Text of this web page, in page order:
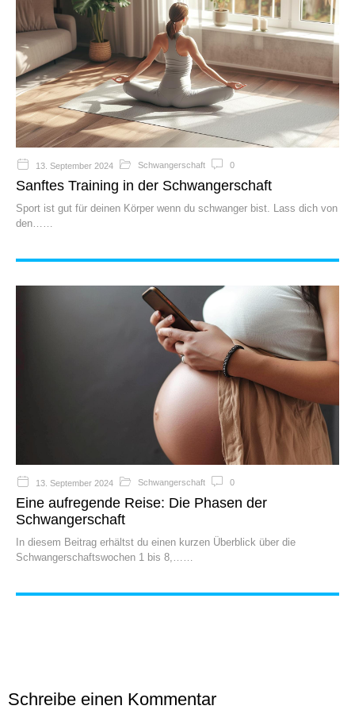
13. September 2024 Schwangerschaft 0
Sanftes Training in der Schwangerschaft
Sport ist gut für deinen Körper wenn du schwanger bist. Lass dich von
den…
13. September 2024 Schwangerschaft 0
Eine aufregende Reise: Die Phasen der
Schwangerschaft
In diesem Beitrag erhältst du einen kurzen Überblick über die
Schwangerschaftswochen 1 bis 8,…
Schreibe einen Kommentar